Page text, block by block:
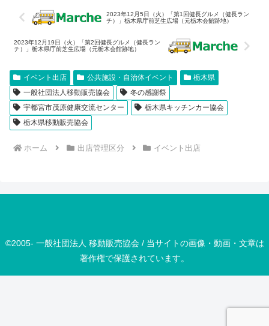
2023年12月5日（火）「第1回健長グルメ（健長ラン
チ）」栃木県庁前芝生広場（元栃木会館跡地）
2023年12月19日（火）「第2回健長グルメ（健長ラン
チ）」栃木県庁前芝生広場（元栃木会館跡地）
イベント出店 公共施設・自治体イベント
栃木県
一般社団法人移動販売協会
冬の感謝祭
宇都宮市茂原健康交流センター
栃木県キッチンカー協会
栃木県移動販売協会
ホーム 出店管理区分 イベント出店
©2005- 一般社団法人 移動販売協会 / 当サイトの画像・動画・文章は
著作権で保護されています。